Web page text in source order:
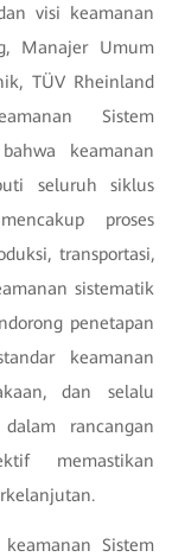
visi keamanan
Manajer Umum
TÜV Rheinland
Sistem
keamanan
seluruh siklus
proses
transportasi,
sistematik
penetapan
keamanan
dan selalu
rancangan
memastikan
Sistem